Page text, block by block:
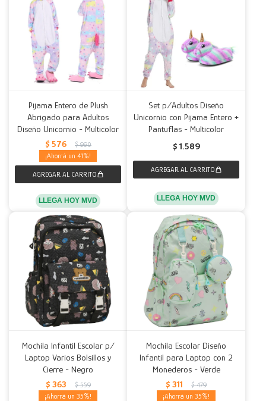
Pijama Entero de Plush
Abrigado para Adultos
Diseño Unicornio - Multicolor
$ 576 $ 990
41
LLEGA HOY MVD
Set p/Adultos Diseño
Unicornio con Pijama Entero +
Pantuflas - Multicolor
$ 1.589
LLEGA HOY MVD
Mochila Infantil Escolar p/
Laptop Varios Bolsillos y
Cierre - Negro
$ 363 $ 559
35
Mochila Escolar Diseño
Infantil para Laptop con 2
Monederos - Verde
$ 311 $ 479
35